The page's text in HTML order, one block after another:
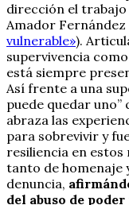
dirección el trabajo
Amador
vulnerable»).
supervivencia
está siempre
Así frente a una
puede quedar
abraza las
para sobrevivir y
resiliencia en
tanto de homenaje
denuncia,
del abuso de poder